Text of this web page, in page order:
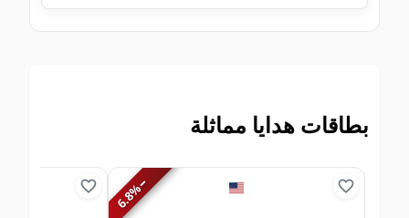
بطاقات هدايا مماثلة
−
6.8%